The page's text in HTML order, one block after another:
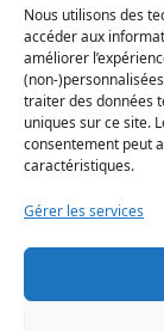
Nous utilisons des
accéder aux
améliorer
(non-
traiter des données
uniques sur ce site.
consentement peut
caractéristiques.
Gérer les services
Abonnez-vous à
enverrons pas